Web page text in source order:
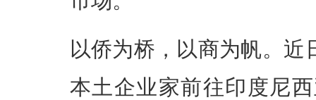
以侨为桥，以商为帆。
本土企业家前往印度尼